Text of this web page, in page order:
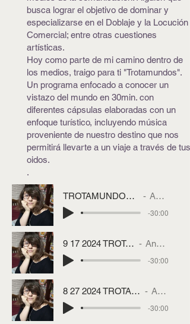
busca lograr el objetivo de dominar y
especializarse en el Doblaje y la Locución
Comercial; entre otras cuestiones
artísticas.
Hoy como parte de mi camino dentro de
los medios, traigo para ti "Trotamundos".
Un programa enfocado a conocer un
vistazo del mundo en 30min. con
diferentes cápsulas elaboradas con un
enfoque turístico, incluyendo música
proveniente de nuestro destino que nos
permitirá llevarte a un viaje a través de tus
oidos.
.
TROTAMUNDOS co Angie Gallardo CONGO
Angie Gallardo
-30:00
9 17 2024 TROTAMUNDOS PANAMA
Angie Gallardo
-30:00
8 27 2024 TROTAMUNDOS YUCATAN (MEXICO)
Angie Gallardo
-30:00